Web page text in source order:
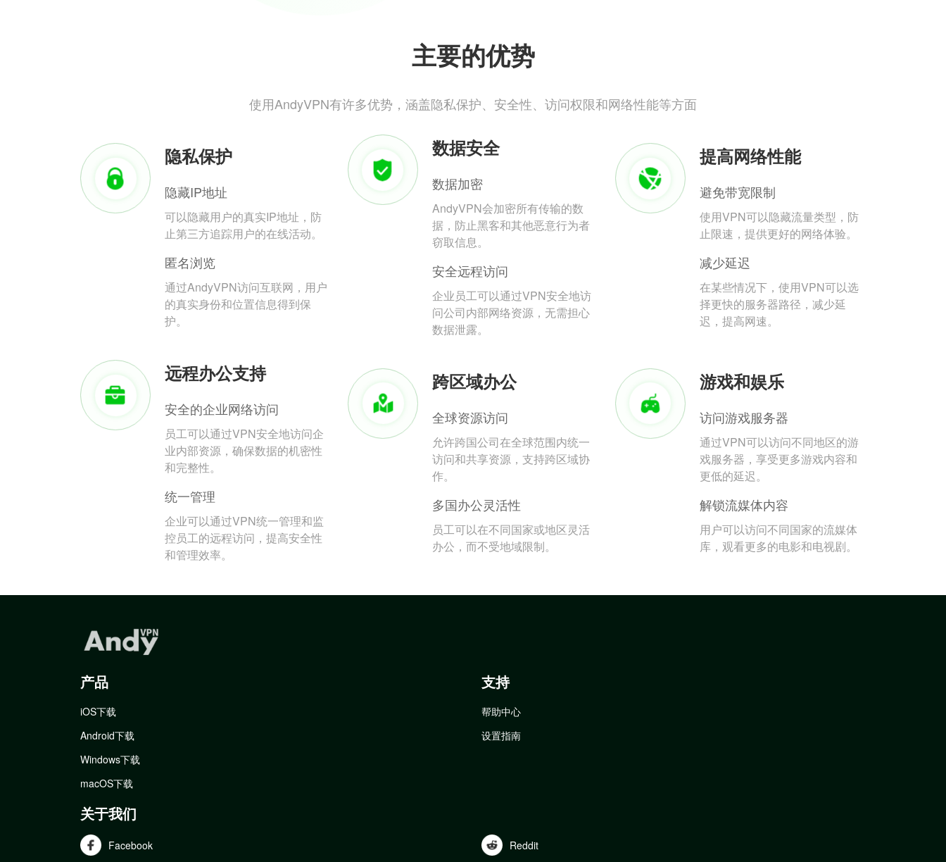
主要的优势
使用AndyVPN有许多优势，涵盖隐私保护、安全性、访问权限和网络性能等方面
隐私保护
隐藏IP地址
可以隐藏用户的真实IP地址，防
止第三方追踪用户的在线活动。
匿名浏览
通过AndyVPN访问互联网，用户
的真实身份和位置信息得到保
护。
数据安全
数据加密
AndyVPN会加密所有传输的数
据，防止黑客和其他恶意行为者
窃取信息。
安全远程访问
企业员工可以通过VPN安全地访
问公司内部网络资源，无需担心
数据泄露。
提高网络性能
避免带宽限制
使用VPN可以隐藏流量类型，防
止限速，提供更好的网络体验。
减少延迟
在某些情况下，使用VPN可以选
择更快的服务器路径，减少延
迟，提高网速。
远程办公支持
安全的企业网络访问
员工可以通过VPN安全地访问企
业内部资源，确保数据的机密性
和完整性。
统一管理
企业可以通过VPN统一管理和监
控员工的远程访问，提高安全性
和管理效率。
跨区域办公
全球资源访问
允许跨国公司在全球范围内统一
访问和共享资源，支持跨区域协
作。
多国办公灵活性
员工可以在不同国家或地区灵活
办公，而不受地域限制。
游戏和娱乐
访问游戏服务器
通过VPN可以访问不同地区的游
戏服务器，享受更多游戏内容和
更低的延迟。
解锁流媒体内容
用户可以访问不同国家的流媒体
库，观看更多的电影和电视剧。
产品
iOS下载
Android下载
Windows下载
macOS下载
支持
帮助中心
设置指南
关于我们
Facebook Reddit